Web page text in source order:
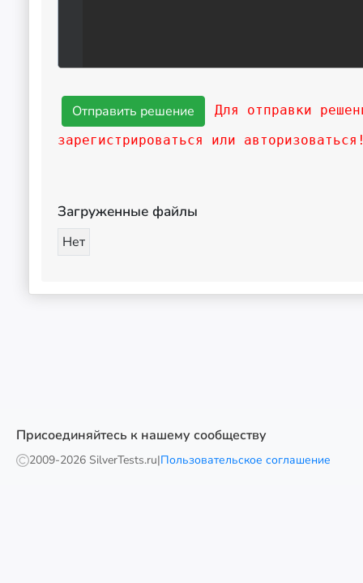
Для отправки
зарегистрироваться или
Загруженные файлы
Нет
Присоединяйтесь к нашему сообществу
2009-2026 SilverTests.ru|Пользовательское соглашение